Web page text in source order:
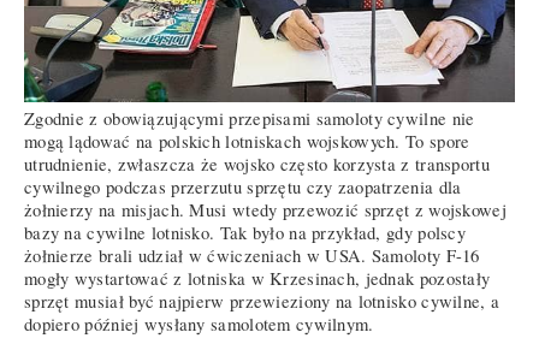
Zgodnie z obowiązującymi przepisami samoloty cywilne nie
mogą lądować na polskich lotniskach wojskowych. To spore
utrudnienie, zwłaszcza że wojsko często korzysta z transportu
cywilnego podczas przerzutu sprzętu czy zaopatrzenia dla
żołnierzy na misjach. Musi wtedy przewozić sprzęt z wojskowej
bazy na cywilne lotnisko. Tak było na przykład, gdy polscy
żołnierze brali udział w ćwiczeniach w USA. Samoloty F-16
mogły wystartować z lotniska w Krzesinach, jednak pozostały
sprzęt musiał być najpierw przewieziony na lotnisko cywilne, a
dopiero później wysłany samolotem cywilnym.